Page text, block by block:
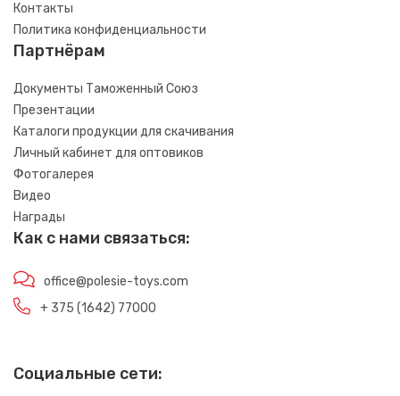
Контакты
Политика конфиденциальности
Партнёрам
Документы Таможенный Союз
Презентации
Каталоги продукции для скачивания
Личный кабинет для оптовиков
Фотогалерея
Видео
Награды
Как с нами связаться:
office@polesie-toys.com
+ 375 (1642) 77000
Социальные сети: